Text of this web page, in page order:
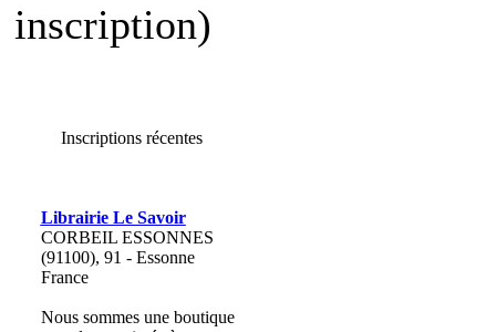
inscription)
Inscriptions récentes
Librairie Le Savoir
CORBEIL ESSONNES
(91100), 91 - Essonne
France
Nous sommes une boutique